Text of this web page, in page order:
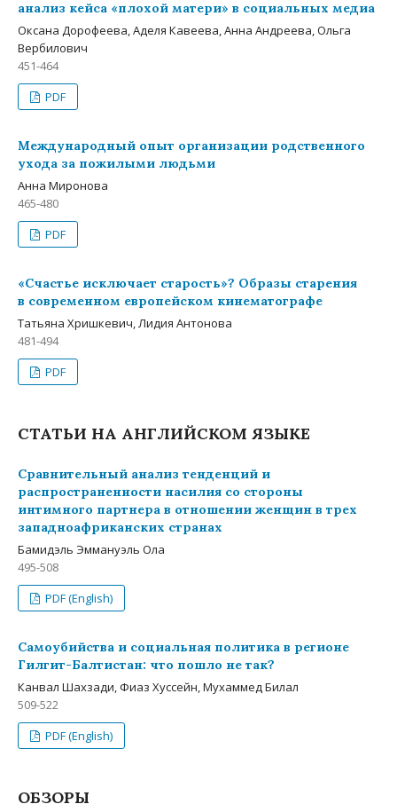
анализ кейса «плохой матери» в социальных медиа
Оксана Дорофеева, Аделя Кавеева, Анна Андреева, Ольга
Вербилович
451-464
PDF
Международный опыт организации родственного
ухода за пожилыми людьми
Анна Миронова
465-480
PDF
«Счастье исключает старость»? Образы старения
в современном европейском кинематографе
Татьяна Хришкевич, Лидия Антонова
481-494
PDF
СТАТЬИ НА АНГЛИЙСКОМ ЯЗЫКЕ
Сравнительный анализ тенденций и
распространенности насилия со стороны
интимного партнера в отношении женщин в трех
западноафриканских странах
Бамидэль Эммануэль Ола
495-508
PDF (English)
Самоубийства и социальная политика в регионе
Гилгит-Балтистан: что пошло не так?
Канвал Шахзади, Фиаз Хуссейн, Мухаммед Билал
509-522
PDF (English)
ОБЗОРЫ